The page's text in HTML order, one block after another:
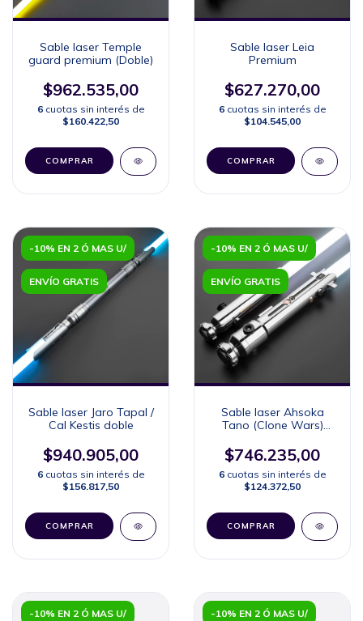
Sable laser Temple
guard premium (Doble)
$962.535,00
6 cuotas sin interés de
$160.422,50
COMPRAR
Sable laser Leia
Premium
$627.270,00
6 cuotas sin interés de
$104.545,00
COMPRAR
-10% EN 2 Ó MAS U/
ENVÍO GRATIS
Sable laser Jaro Tapal /
Cal Kestis doble
$940.905,00
6 cuotas sin interés de
$156.817,50
COMPRAR
-10% EN 2 Ó MAS U/
ENVÍO GRATIS
Sable laser Ahsoka
Tano (Clone Wars)
$746.235,00
6 cuotas sin interés de
$124.372,50
COMPRAR
-10% EN 2 Ó MAS U/ -10% EN 2 Ó MAS U/